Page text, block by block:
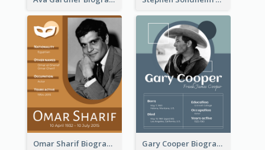
Omar Sharif Biography Gary Cooper Biography